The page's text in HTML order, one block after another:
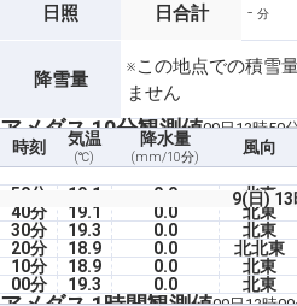
日照 日合計 - 分
降雪量
※この地点での積雪
ません
アメダス 10分観測値09日13時50
時刻 気温
(℃)
降水量
(mm/10分)
風向
9(日) 13
50分 19.1 0.0 北東
40分
19.1 0.0 北東
30分
19.3 0.0 北東
20分
18.9 0.0 北北東
10分
18.9 0.0 北東
00分
19.3 0.0 北東